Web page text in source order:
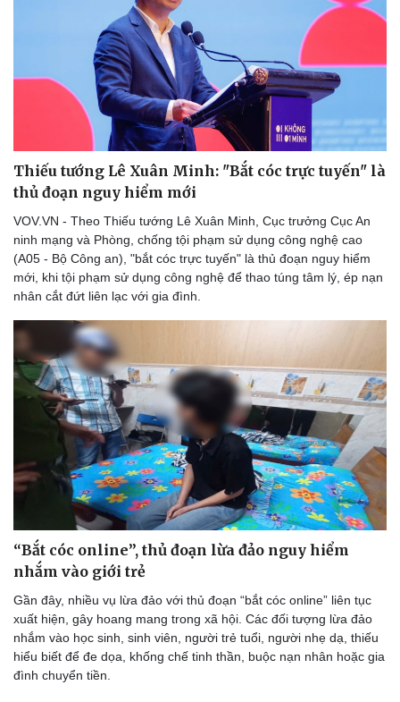
Thiếu tướng Lê Xuân Minh: "Bắt cóc trực tuyến" là
thủ đoạn nguy hiểm mới
VOV.VN - Theo Thiếu tướng Lê Xuân Minh, Cục trưởng Cục An
ninh mạng và Phòng, chống tội phạm sử dụng công nghệ cao
(A05 - Bộ Công an), "bắt cóc trực tuyến" là thủ đoạn nguy hiểm
mới, khi tội phạm sử dụng công nghệ để thao túng tâm lý, ép nạn
nhân cắt đứt liên lạc với gia đình.
“Bắt cóc online”, thủ đoạn lừa đảo nguy hiểm
nhắm vào giới trẻ
Gần đây, nhiều vụ lừa đảo với thủ đoạn “bắt cóc online” liên tục
xuất hiện, gây hoang mang trong xã hội. Các đối tượng lừa đảo
nhắm vào học sinh, sinh viên, người trẻ tuổi, người nhẹ dạ, thiếu
hiểu biết để đe dọa, khống chế tinh thần, buộc nạn nhân hoặc gia
đình chuyển tiền.